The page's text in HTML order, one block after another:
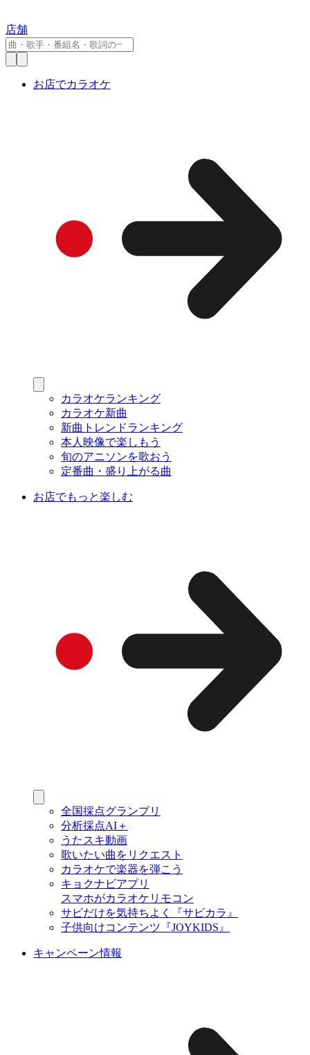
店舗
お店でカラオケ
カラオケランキング
カラオケ新曲
新曲トレンドランキング
本人映像で楽しもう
旬のアニソンを歌おう
定番曲・盛り上がる曲
お店でもっと楽しむ
全国採点グランプリ
分析採点AI＋
うたスキ動画
歌いたい曲をリクエスト
カラオケで楽器を弾こう
キョクナビアプリ
スマホがカラオケリモコン
サビだけを気持ちよく『サビカラ』
子供向けコンテンツ『JOYKIDS』
キャンペーン情報